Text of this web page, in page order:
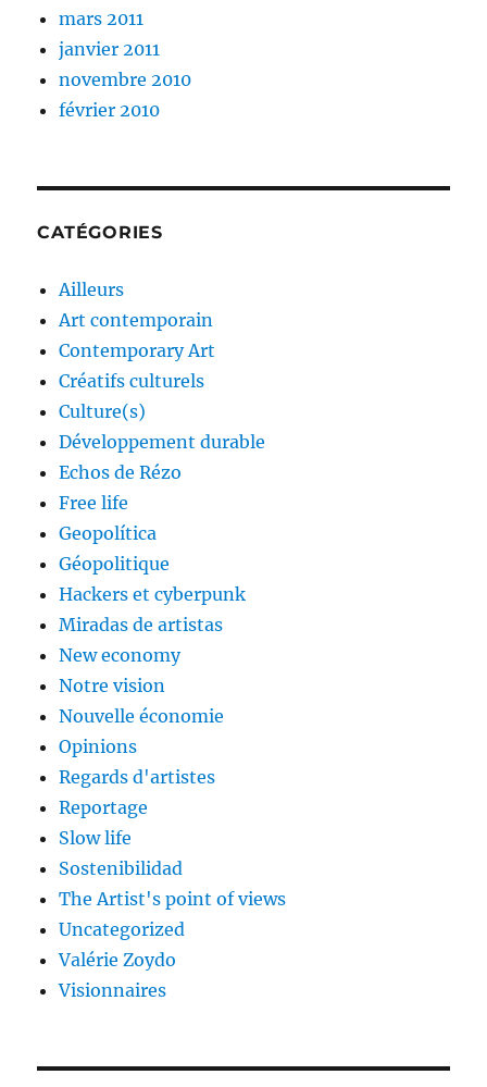
mars 2011
janvier 2011
novembre 2010
février 2010
CATÉGORIES
Ailleurs
Art contemporain
Contemporary Art
Créatifs culturels
Culture(s)
Développement durable
Echos de Rézo
Free life
Geopolítica
Géopolitique
Hackers et cyberpunk
Miradas de artistas
New economy
Notre vision
Nouvelle économie
Opinions
Regards d'artistes
Reportage
Slow life
Sostenibilidad
The Artist's point of views
Uncategorized
Valérie Zoydo
Visionnaires